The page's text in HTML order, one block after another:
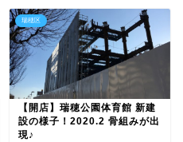
瑞穂区
【開店】瑞穂公園体育館 新建
設の様子！2020.2 骨組みが出
現♪